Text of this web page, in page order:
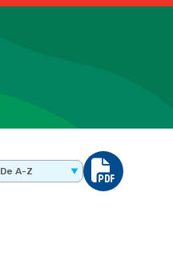
De A-Z